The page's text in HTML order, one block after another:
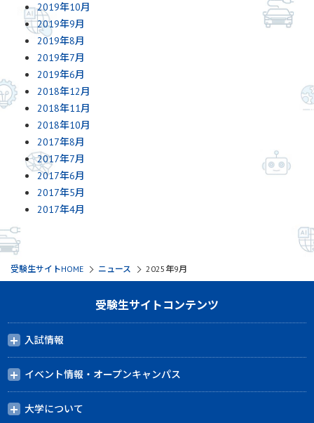
2019年10月
2019年9月
2019年8月
2019年7月
2019年6月
2018年12月
2018年11月
2018年10月
2017年8月
2017年7月
2017年6月
2017年5月
2017年4月
受験生サイトHOME ニュース 2025年9月
受験生サイトコンテンツ
入試情報
イベント情報・オープンキャンパス
大学について